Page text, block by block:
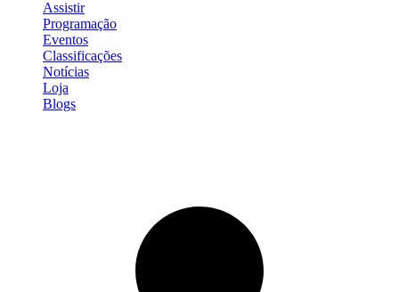
Assistir
Programação
Eventos
Classificações
Notícias
Loja
Blogs